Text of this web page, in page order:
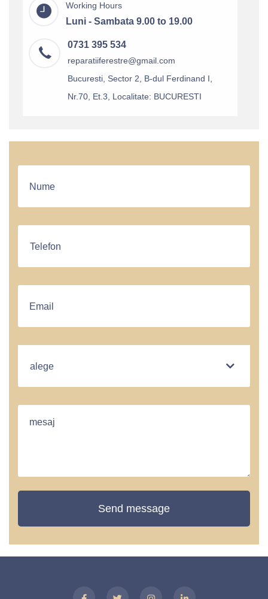
Working Hours
Luni - Sambata 9.00 to 19.00
0731 395 534
reparatiiferestre@gmail.com
Bucuresti, Sector 2, B-dul Ferdinand I,
Nr.70, Et.3, Localitate: BUCURESTI
Send message